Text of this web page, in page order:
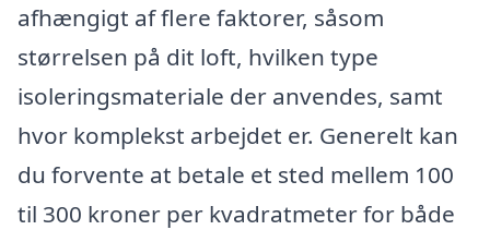
afhængigt af flere faktorer, såsom
størrelsen på dit loft, hvilken type
isoleringsmateriale der anvendes, samt
hvor komplekst arbejdet er. Generelt kan
du forvente at betale et sted mellem 100
til 300 kroner per kvadratmeter for både